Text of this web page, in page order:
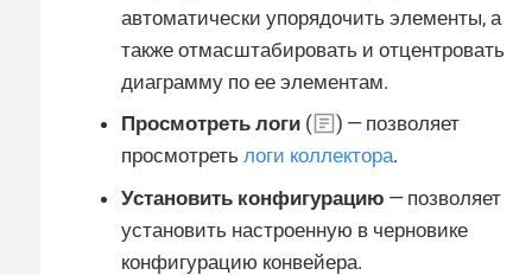
автоматически упорядочить элементы, а
также отмасштабировать и отцентровать
диаграмму по ее элементам.
Просмотреть логи (
) — позволяет
просмотреть логи коллектора.
Установить конфигурацию — позволяет
установить настроенную в черновике
конфигурацию конвейера.